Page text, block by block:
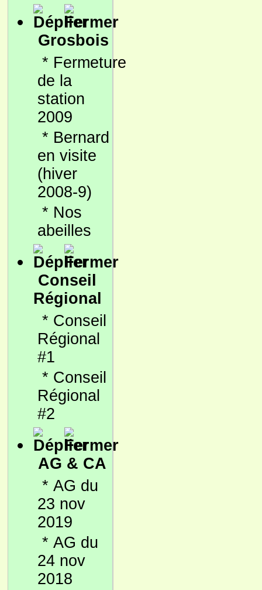
Grosbois
* Fermeture
de la
station
2009
* Bernard
en visite
(hiver
2008-9)
* Nos
abeilles
Conseil
Régional
* Conseil
Régional
#1
* Conseil
Régional
#2
AG & CA
* AG du
23 nov
2019
* AG du
24 nov
2018